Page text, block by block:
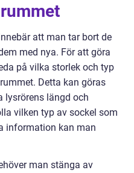
att man tar bort de
med nya. För att göra
på vilka storlek och typ
Detta kan göras
lysrörens längd och
vilken typ av sockel som
information kan man
man stänga av